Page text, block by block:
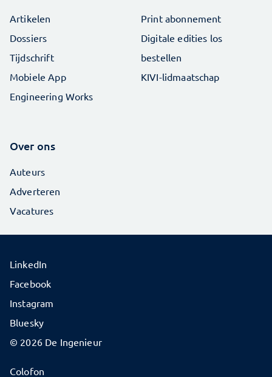
Artikelen
Dossiers
Tijdschrift
Mobiele App
Engineering Works
Print abonnement
Digitale edities los
bestellen
KIVI-lidmaatschap
Over ons
Auteurs
Adverteren
Vacatures
© 2026 De Ingenieur
Colofon
LinkedIn
Facebook
Instagram
Bluesky